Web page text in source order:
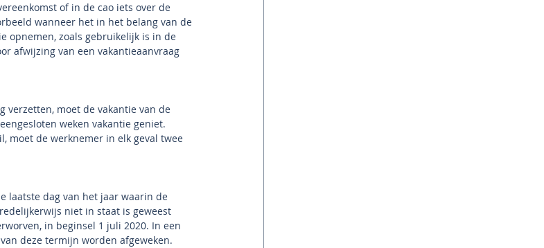
of in de cao iets over de
wanneer het in het belang van de
opnemen, zoals gebruikelijk is in de
afwijzing van een vakantieaanvraag
verzetten, moet de vakantie van de
weken vakantie geniet.
moet de werknemer in elk geval twee
laatste dag van het jaar waarin de
niet in staat is geweest
in beginsel 1 juli 2020. In een
deze termijn worden afgeweken.